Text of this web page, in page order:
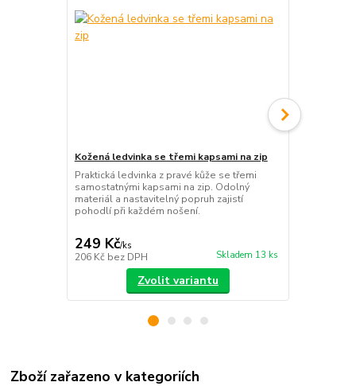
Kožená ledvinka se třemi kapsami na zip
Praktická ledvinka z pravé kůže se třemi
samostatnými kapsami na zip. Odolný
materiál a nastavitelný popruh zajistí
pohodlí při každém nošení.
249 Kč/ks
206 Kč bez DPH Skladem 13 ks
Zvolit variantu
Zboží zařazeno v kategoriích